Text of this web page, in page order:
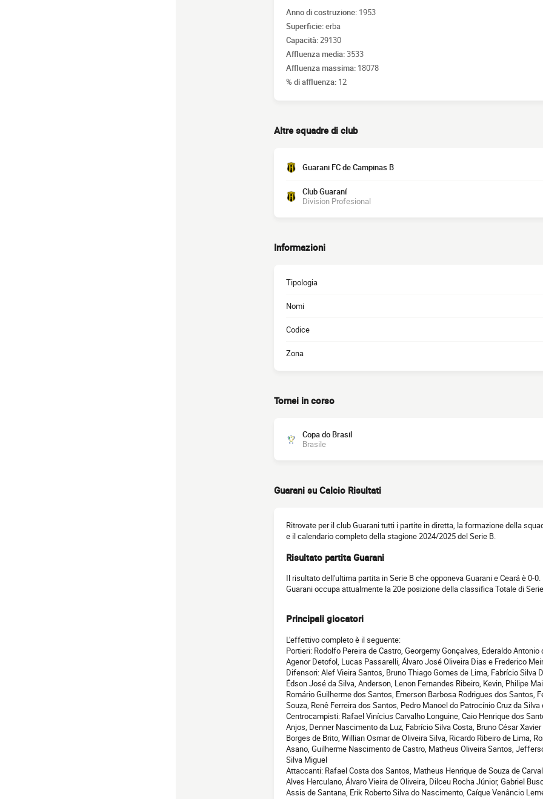
Anno di costruzione: 1953
Superficie:erba
Capacità:29130
Affluenza media:3533
Affluenza massima: 18078
% di affluenza: 12
Altre squadre di club
Guarani FC de Campinas B
Club Guaraní
Division Profesional
Informazioni
Tipologia
Nomi
Codice
Zona
Tornei in corso
Copa do Brasil
Brasile
Guarani su Calcio Risultati
Ritrovate per il club Guarani tutti i partite in diretta, la formazione della
e il calendario completo della stagione 2024/2025 del Serie B.
Risultato partita Guarani
Il risultato dell'ultima partita in Serie B che opponeva Guarani e Ceará è 0-0.
Guarani occupa attualmente la 20e posizione della classifica Totale di
Principali giocatori
L'effettivo completo è il seguente:
Portieri: Rodolfo Pereira de Castro, Georgemy Gonçalves, Ederaldo
Agenor Detofol, Lucas Passarelli, Álvaro José Oliveira Dias e Frederico
Difensori: Alef Vieira Santos, Bruno Thiago Gomes de Lima, Fabrício Silva
Édson José da Silva, Anderson, Lenon Fernandes Ribeiro, Kevin, Philipe
Romário Guilherme dos Santos, Emerson Barbosa Rodrigues dos Santos,
Souza, Renê Ferreira dos Santos, Pedro Manoel do Patrocínio Cruz da
Centrocampisti: Rafael Vinícius Carvalho Longuine, Caio Henrique dos
Anjos, Denner Nascimento da Luz, Fabrício Silva Costa, Bruno César
Borges de Brito, Willian Osmar de Oliveira Silva, Ricardo Ribeiro de Lima,
Asano, Guilherme Nascimento de Castro, Matheus Oliveira Santos,
Silva Miguel
Attaccanti: Rafael Costa dos Santos, Matheus Henrique de Souza de
Alves Herculano, Álvaro Vieira de Oliveira, Dilceu Rocha Júnior, Gabriel
Assis de Santana, Erik Roberto Silva do Nascimento, Caíque Venâncio